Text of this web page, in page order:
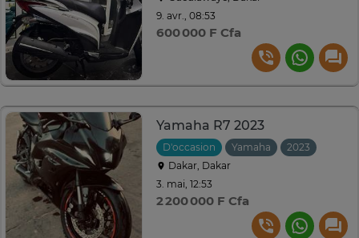
9. avr., 08:53
600 000 F Cfa
Yamaha R7 2023
D'occasion Yamaha
2023
Dakar, Dakar
3. mai, 12:53
2 200 000 F Cfa